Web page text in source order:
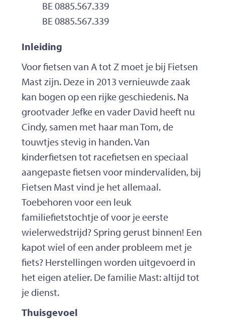
Ondernemingsnummer
BE 0885.567.339
BTW nr.BE 0885.567.339
Inleiding
Voor fietsen van A tot Z moet je bij Fietsen
Mast zijn. Deze in 2013 vernieuwde zaak
kan bogen op een rijke geschiedenis. Na
grootvader Jefke en vader David heeft nu
Cindy, samen met haar man Tom, de
touwtjes stevig in handen. Van
kinderfietsen tot racefietsen en speciaal
aangepaste fietsen voor mindervaliden, bij
Fietsen Mast vind je het allemaal.
Toebehoren voor een leuk
familiefietstochtje of voor je eerste
wielerwedstrijd? Spring gerust binnen! Een
kapot wiel of een ander probleem met je
fiets? Herstellingen worden uitgevoerd in
het eigen atelier. De familie Mast: altijd tot
je dienst.
Thuisgevoel